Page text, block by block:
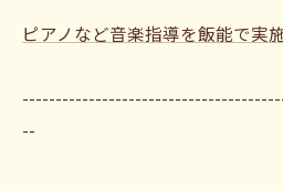
ピアノなど音楽指導を飯能で実
--